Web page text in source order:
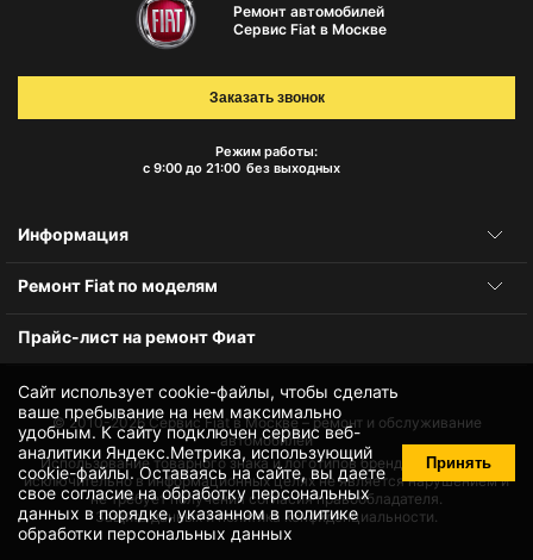
Сайт использует cookie-файлы, чтобы сделать
ваше пребывание на нем максимально
удобным. К cайту подключен сервис веб-
аналитики Яндекс.Метрика, использующий
cookie-файлы. Оставаясь на сайте, вы даете
своесогласие на обработку персональных
данных в порядке, указанном в политике
обработки персональных данных
Принять
Ремонт автомобилей
Сервис Fiat в Москве
Режим работы:
с 9:00 до 21:00 без выходных
Заказать звонок
Информация
Ремонт Fiat по моделям
Прайс-лист на ремонт Фиат
© 2010-2026Сервис Fiat в Москве – ремонт и обслуживание
автомобилей
Использование товарного знака и логотипов бренда происходит
исключительно в информационных целях не является нарушением и
не требует получения согласия правообладателя.
Защита данных и политика конфиденциальности.